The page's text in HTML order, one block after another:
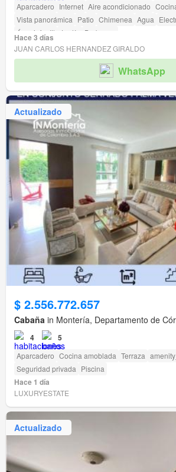
Aparcadero Internet Aire acondicionado
Vista panorámica Patio Chimenea Agua
Área infantil
Jardín Barbecue
Hace 3 días
JUAN CARLOS HERNANDEZ GIRALDO
WhatsApp
Actualizado
$ 2.556.772.657
Cabaña in Montería, Departamento de
4 5
Aparcadero Cocina amoblada Terraza
Seguridad privada Piscina
Hace 1 día
LUXURYESTATE
Actualizado